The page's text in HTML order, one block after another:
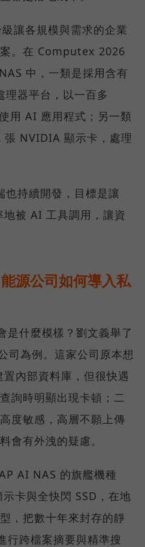
讓各規模與需求的企業
。在 Computex 2026
中，一類是採用含有
器平台，以一百多
用 AI 應用程式；另一類
NVIDIA 顯示卡，處理
持續開發，目標是讓
被 AI 工具調用，讓資
源公司如何導入私
是什麼模樣？劉文義舉了
司為例。這家公司原本想
內部資料庫，但很快遇
詢時明顯出現卡頓；二
度敏感，高層不願上傳
會有外洩的疑慮。
AI NAS 的旗艦機種
卡與全快閃 SSD，在地
，把數十年來封存的靜
行跨檔案摘要與精準搜